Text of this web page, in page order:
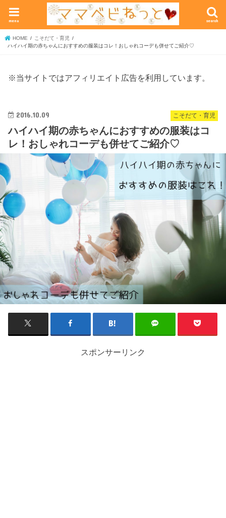
search
menu
HOME
こそだて・育児
ハイハイ期の赤ちゃんにおすすめの服装はコレ！おしゃれコーデも併せてご紹介♡
※当サイトではアフィリエイト広告を利用しています。
こそだて・育児
2016.10.09
ハイハイ期の赤ちゃんにおすすめの服装はコ
レ！おしゃれコーデも併せてご紹介♡
スポンサーリンク